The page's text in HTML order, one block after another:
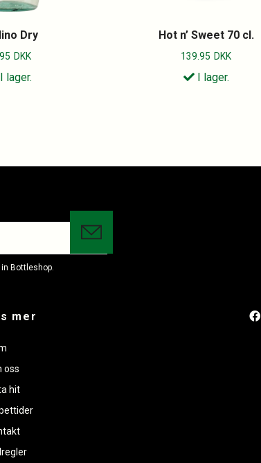
Dry
DKK
lager.
Hot n’ Sweet 70 cl.
139.95 DKK
I lager.
Bottleshop.
mer
oss
hit